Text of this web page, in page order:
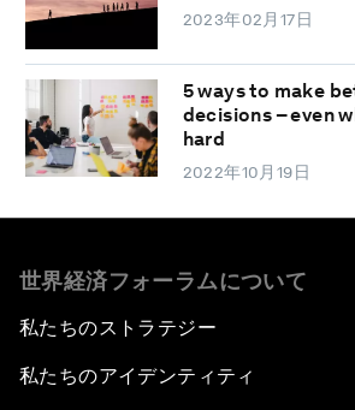
2023年02月17日
5 ways to make
decisions – even
hard
2022年10月19日
世界経済フォーラムについて
私たちのストラテジー
私たちのアイデンティティ